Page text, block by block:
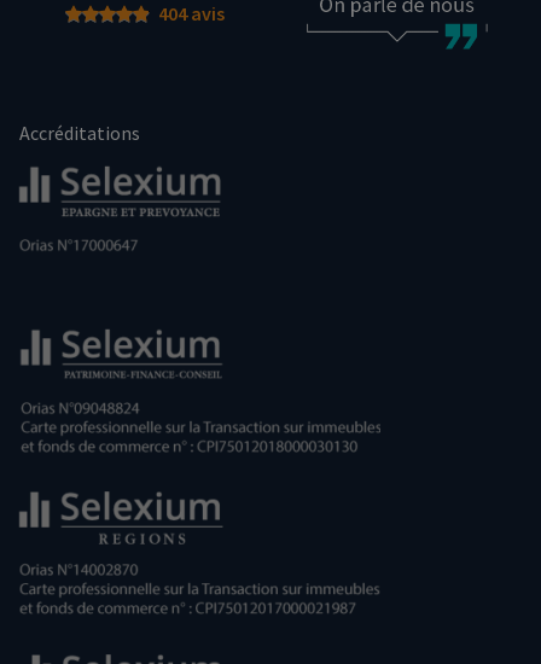
404 avis
Accréditations